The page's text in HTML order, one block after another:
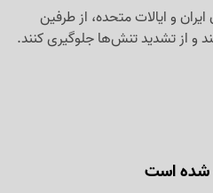
و ایالات متحده، از طرفین
و از تشدید تنش‌ها جلوگیری کنند.
شده است